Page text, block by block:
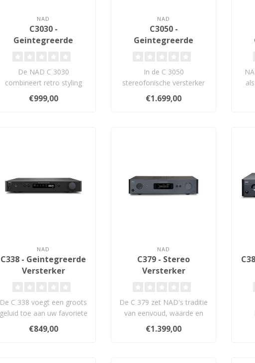
NAD
C3030 -
Geintegreerde
De NAD C 3030
combineert retro styling
met moderne
connectiviteit. Met 50 watt
€999,00
NAD
C3050 -
Geintegreerde
In de C 3050
stereofonische versterker
ontmoet NAD's 50-jarige
geschiedenis van ..
€1.699,00
NAD
C338 - Geintegreerde
Versterker
De C 338 voegt een groots
geluid toe aan uw favoriete
muziekbronnen en brengt
on..
€849,00
NAD
C379 - Stereo
Versterker
De C 379 zet NAD's traditie
van eenvoud, waarde en
innovatie voort en beschikt
o..
€1.399,00